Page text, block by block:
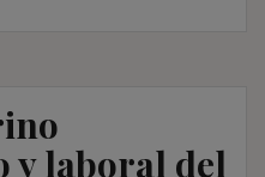
y laboral del